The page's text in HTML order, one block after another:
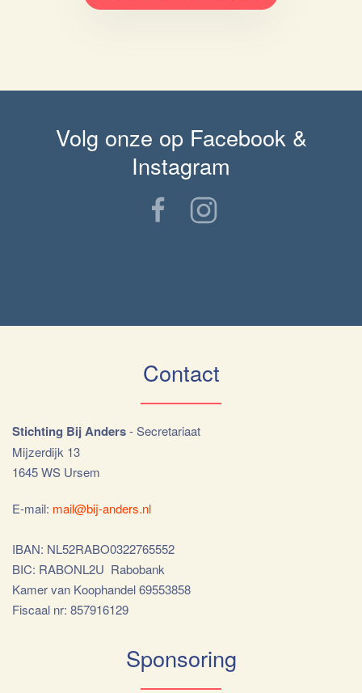
Volg onze op Facebook &
Instagram
Contact
Stichting Bij Anders- Secretariaat
Mijzerdijk 13
1645 WS Ursem
E-mail: mail@bij-anders.nl
IBAN: NL52RABO0322765552
BIC: RABONL2U Rabobank
Kamer van Koophandel 69553858
Fiscaal nr: 857916129
Sponsoring